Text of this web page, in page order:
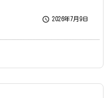
 2026年7月9日